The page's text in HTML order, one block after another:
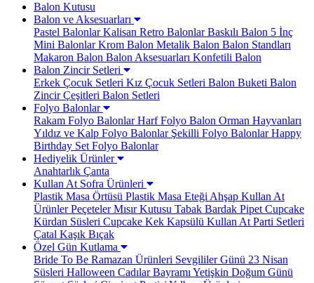
Balon Kutusu
Balon ve Aksesuarları
Pastel BalonlarKalisan Retro BalonlarBaskılı Balon 5 İnç
Mini BalonlarKrom Balon Metalik Balon Balon Standları
Makaron Balon Balon Aksesuarları Konfetili Balon
Balon Zincir Setleri
Erkek Çocuk Setleri Kız Çocuk Setleri Balon Buketi Balon
Zincir Çeşitleri Balon Setleri
Folyo Balonlar
Rakam Folyo BalonlarHarf Folyo Balon Orman Hayvanları
Yıldız ve Kalp Folyo BalonlarŞekilli Folyo BalonlarHappy
Birthday Set Folyo Balonlar
Hediyelik Ürünler
Anahtarlık Çanta
Kullan At Sofra Ürünleri
Plastik Masa Örtüsü Plastik Masa Eteği Ahşap Kullan At
ÜrünlerPeçetelerMısır Kutusu Tabak Bardak Pipet Cupcake
Kürdan Süsleri Cupcake Kek Kapsülü Kullan At Parti Setleri
Çatal Kaşık Bıçak
Özel Gün Kutlama
Bride To Be Ramazan Ürünleri Sevgililer Günü 23 Nisan
Süsleri Halloween Cadılar Bayramı Yetişkin Doğum Günü